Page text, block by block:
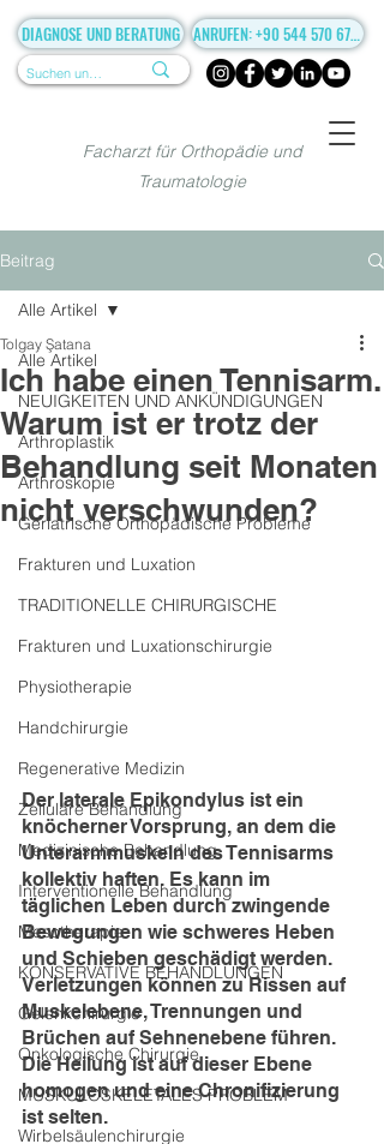
Facharzt für Orthopädie und
Traumatologie
DIAGNOSE UND BERATUNG ANRUFEN: +90 544 570 67 86
Beitrag
Alle Artikel
NEUIGKEITEN UND ANKÜNDIGUNGEN
Arthroplastik
Arthroskopie
Geriatrische Orthopädische Probleme
Frakturen und Luxation
TRADITIONELLE CHIRURGISCHE
Frakturen und Luxationschirurgie
Physiotherapie
Handchirurgie
Regenerative Medizin
Zelluläre Behandlung
Medizinische Behandlung
Interventionelle Behandlung
Mesotherapie
KONSERVATIVE BEHANDLUNGEN
Gelenkchirurgie
Onkologische Chirurgie
MUSKULOSKELETALES PROBLEM
Wirbelsäulenchirurgie
Alle Artikel
Ich habe einen Tennisarm.
Warum ist er trotz der
Behandlung seit Monaten
nicht verschwunden?
Tolgay Şatana
Der laterale Epikondylus ist ein
knöcherner Vorsprung, an dem die
Unterarmmuskeln des Tennisarms
kollektiv haften. Es kann im
täglichen Leben durch zwingende
Bewegungen wie schweres Heben
und Schieben geschädigt werden.
Verletzungen können zu Rissen auf
Muskelebene, Trennungen und
Brüchen auf Sehnenebene führen.
Die Heilung ist auf dieser Ebene
homogen und eine Chronifizierung
ist selten.